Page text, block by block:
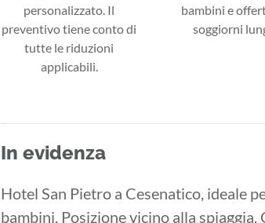
personalizzato. Il
preventivo tiene conto di
tutte le riduzioni
applicabili.
bambini e
soggiorni
In evidenza
Hotel San Pietro a Cesenatico, ideale
bambini. Posizione vicino alla